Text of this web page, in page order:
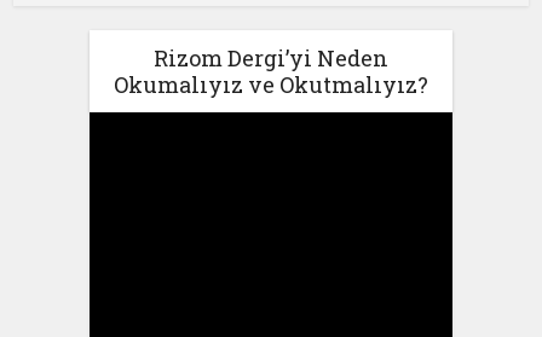
Rizom Dergi’yi Neden
Okumalıyız ve Okutmalıyız?